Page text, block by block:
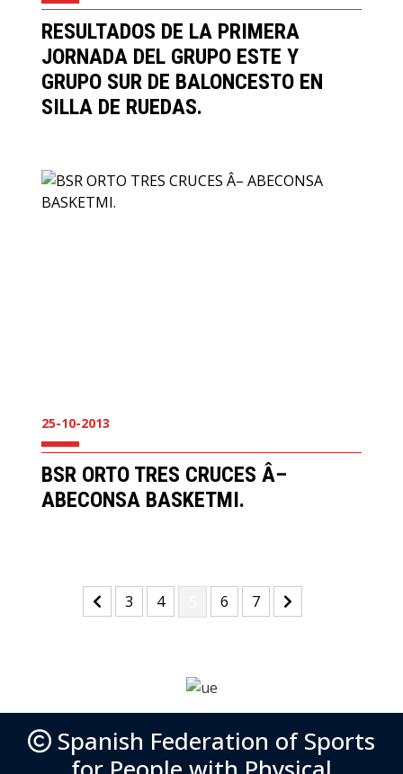
RESULTADOS DE LA PRIMERA
JORNADA DEL GRUPO ESTE Y
GRUPO SUR DE BALONCESTO EN
SILLA DE RUEDAS.
25-10-2013
BSR ORTO TRES CRUCES Â–
ABECONSA BASKETMI.
3(current)
4(current)(current)
6(current)
7(current)
Spanish Federation of Sports